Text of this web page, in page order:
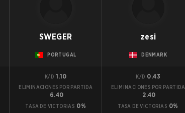
SWEGER
PORTUGAL
K/D 1.10
ELIMINACIONES POR PARTIDA
6.40
TASA DE VICTORIAS 0%
zesi
DENMARK
K/D 0.43
ELIMINACIONES POR PARTIDA
2.40
TASA DE VICTORIAS 0%